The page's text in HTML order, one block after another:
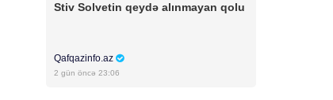
Stiv Solvetin qeydə alınmayan qolu
Qafqazinfo.az
2 gün öncə 23:06